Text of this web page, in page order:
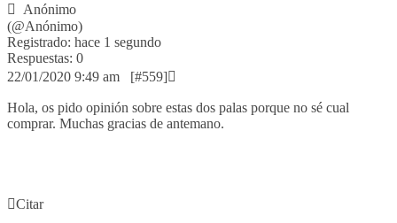
Anónimo
(@Anónimo)
Registrado: hace 1 segundo
Respuestas: 0
22/01/2020 9:49 am
[#559]
Hola, os pido opinión sobre estas dos palas porque no sé cual
comprar. Muchas gracias de antemano.
Citar